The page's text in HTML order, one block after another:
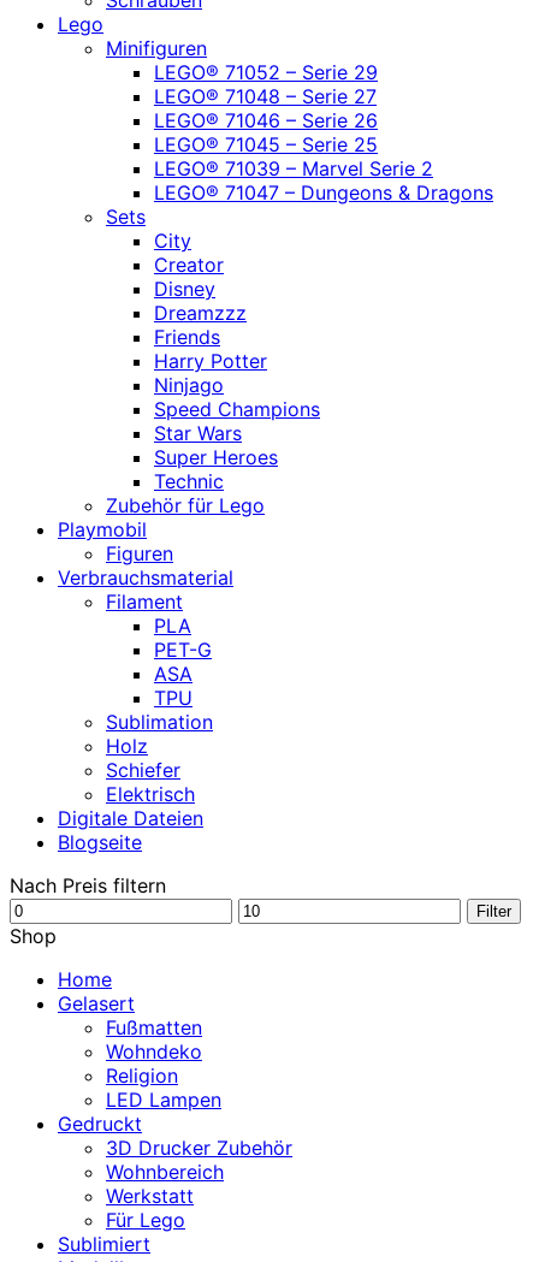
Lego
Minifiguren
LEGO® 71052 – Serie 29
LEGO® 71048 – Serie 27
LEGO® 71046 – Serie 26
LEGO® 71045 – Serie 25
LEGO® 71039 – Marvel Serie 2
LEGO® 71047 – Dungeons & Dragons
Sets
City
Creator
Disney
Dreamzzz
Friends
Harry Potter
Ninjago
Speed Champions
Star Wars
Super Heroes
Technic
Zubehör für Lego
Playmobil
Figuren
Verbrauchsmaterial
Filament
PLA
PET-G
ASA
TPU
Sublimation
Holz
Schiefer
Elektrisch
Digitale Dateien
Blogseite
Nach Preis filtern
Min.
Preis
Max.
Filter
Shop
Home
Gelasert
Fußmatten
Wohndeko
Religion
LED Lampen
Gedruckt
3D Drucker Zubehör
Wohnbereich
Werkstatt
Für Lego
Sublimiert